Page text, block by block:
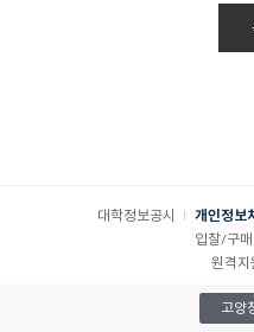
대학정보공시 개인정보
입찰/구매
원격지
고양